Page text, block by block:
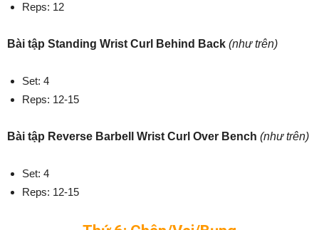
Reps: 12
Bài tập Standing Wrist Curl Behind Back (như trên)
Set: 4
Reps: 12-15
Bài tập Reverse Barbell Wrist Curl Over Bench (như trên)
Set: 4
Reps: 12-15